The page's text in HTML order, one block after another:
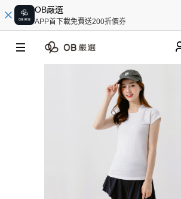
OB嚴選
APP首下載免費送200折價券